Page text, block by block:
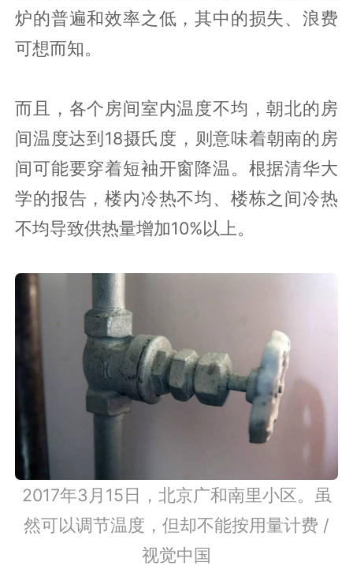
炉的普遍和效率之低，其中的损失、浪费
可想而知。
而且，各个房间室内温度不均，朝北的房
间温度达到18摄氏度，则意味着朝南的房
间可能要穿着短袖开窗降温。根据清华大
学的报告，楼内冷热不均、楼栋之间冷热
不均导致供热量增加10%以上。
2017年3月15日，北京广和南里小区。虽
然可以调节温度，但却不能按用量计费 /
视觉中国